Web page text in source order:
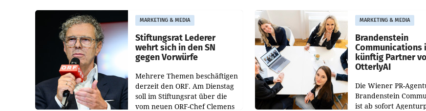
freigegeben: Die
Bundeswettbewerbsbehörde
und der Bundeskartellanwalt
aus, womit sich das
gegenüber Juli 2025
verdoppelte (+102
MARKETING & MEDIA
Stiftungsrat Lederer
wehrt sich in den SN
gegen Vorwürfe
Mehrere Themen beschäftigen
derzeit den ORF. Am Dienstag
soll im Stiftungsrat über die
vom neuen ORF-Chef Clemens
MARKETING & MEDIA
Brandenstein
Communications
künftig Partner
OtterlyAI
Die Wiener PR-
Brandenstein
ist ab sofort